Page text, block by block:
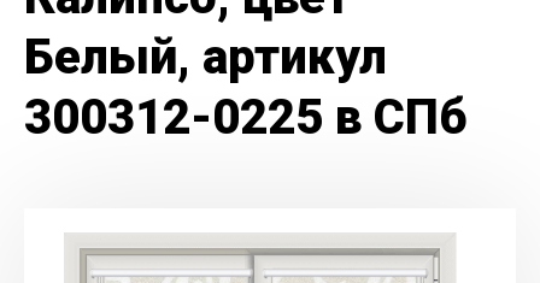
Белый, артикул
300312-0225 в СПб